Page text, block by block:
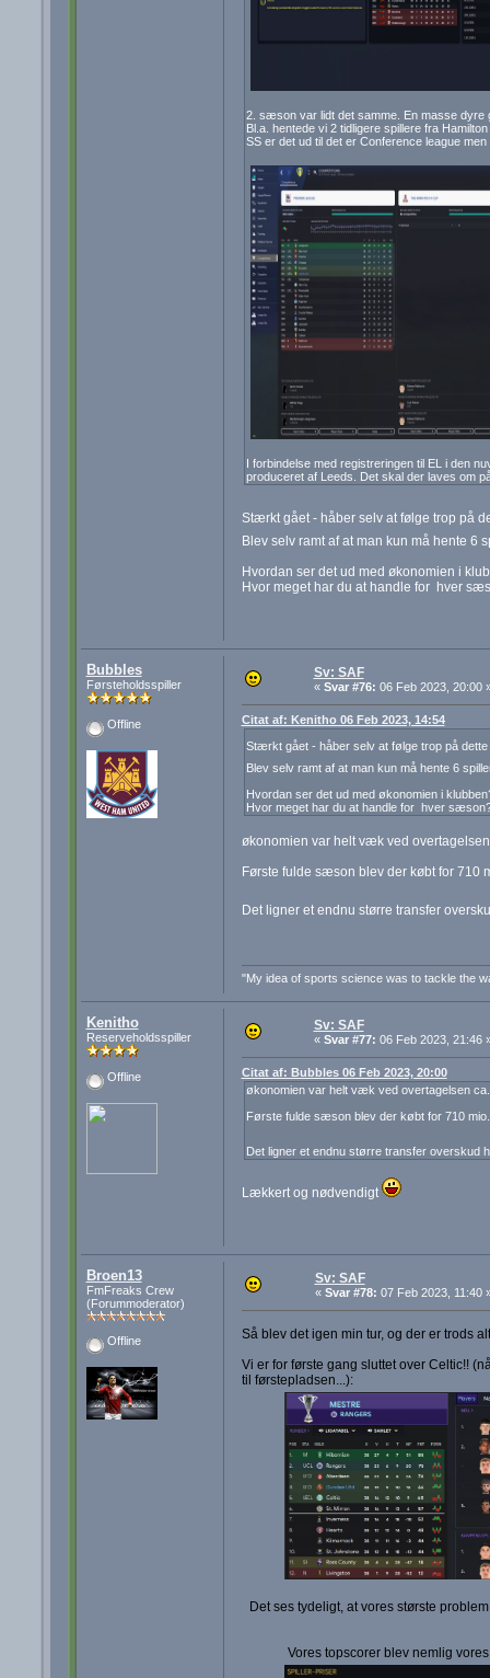
2. sæson var lidt det samme. En masse dyre
Bl.a. hentede vi 2 tidligere spillere fra
SS er det ud til det er Conference league
I forbindelse med registreringen til EL i den
produceret af Leeds. Det skal der laves om
Stærkt gået - håber selv at følge trop på
Blev selv ramt af at man kun må hente
Hvordan ser det ud med økonomien i
Hvor meget har du at handle for hver
Bubbles
Førsteholdsspiller
Offline
Sv: SAF
« Svar #76: 06 Feb 2023, 20:00
Citat af: Kenitho 06 Feb 2023, 14:54
Stærkt gået - håber selv at følge trop på dette
Blev selv ramt af at man kun må hente 6
Hvordan ser det ud med økonomien i
Hvor meget har du at handle for hver
økonomien var helt væk ved
Første fulde sæson blev der købt for 710
Det ligner et endnu større transfer
"My idea of sports science was to tackle the
Kenitho
Reserveholdsspiller
Offline
Sv: SAF
« Svar #77: 06 Feb 2023, 21:46
Citat af: Bubbles 06 Feb 2023, 20:00
økonomien var helt væk ved overtagelsen
Første fulde sæson blev der købt for 710
Det ligner et endnu større transfer
Lækkert og nødvendigt
Broen13
FmFreaks Crew
(Forummoderator)
Offline
Sv: SAF
« Svar #78: 07 Feb 2023, 11:40
Så blev det igen min tur, og der er trods
Vi er for første gang sluttet over Celtic!!
til førstepladsen...):
Det ses tydeligt, at vores største
Vores topscorer blev nemlig